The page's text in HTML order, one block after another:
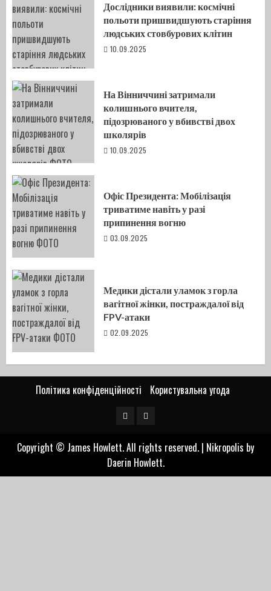
Дослідники виявили: космічні
польоти пришвидшують старіння
людських стовбурових клітин
10.09.2025
На Вінниччині затримали
колишнього вчителя,
підозрюваного у вбивстві двох
школярів
10.09.2025
Офіс Президента: Мобілізація
триватиме навіть у разі
припинення вогню
03.09.2025
Медики дістали уламок з горла
вагітної жінки, постраждалої від
FPV-атаки
02.09.2025
Політика конфіденційності Користувальна угода
Telegram
FB
Copyright © James Howlett. All rights reserved. | Nikropolis by
Daerin Howlett.